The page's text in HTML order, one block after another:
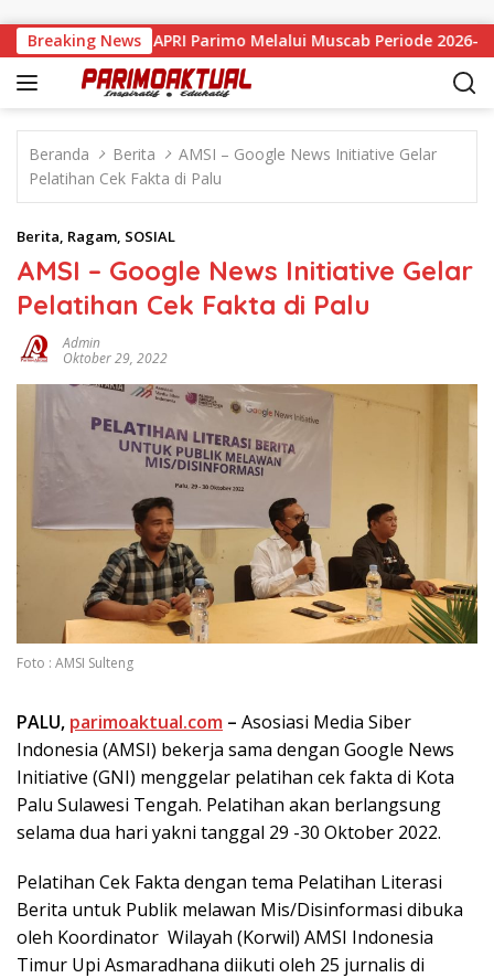
Breaking News
Pimpin APRI Parimo Melalui Muscab Periode 2026–2030
Beranda Berita
AMSI – Google News Initiative Gelar
Pelatihan Cek Fakta di Palu
Berita, Ragam, SOSIAL
AMSI – Google News Initiative Gelar
Pelatihan Cek Fakta di Palu
Admin
Oktober 29, 2022
Foto : AMSI Sulteng
PALU, parimoaktual.com – Asosiasi Media Siber
Indonesia (AMSI) bekerja sama dengan Google News
Initiative (GNI) menggelar pelatihan cek fakta di Kota
Palu Sulawesi Tengah. Pelatihan akan berlangsung
selama dua hari yakni tanggal 29 -30 Oktober 2022.
Pelatihan Cek Fakta dengan tema Pelatihan Literasi
Berita untuk Publik melawan Mis/Disinformasi dibuka
oleh Koordinator Wilayah (Korwil) AMSI Indonesia
Timur Upi Asmaradhana diikuti oleh 25 jurnalis di